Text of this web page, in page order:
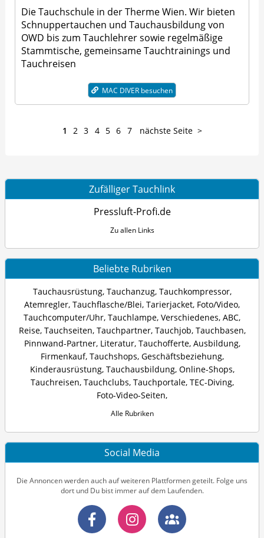
Die Tauchschule in der Therme Wien. Wir bieten
Schnuppertauchen und Tauchausbildung von
OWD bis zum Tauchlehrer sowie regelmäßige
Stammtische, gemeinsame Tauchtrainings und
Tauchreisen
MAC DIVER besuchen
1 2 3 4 5 6 7 nächste Seite
Zufälliger Tauchlink
Pressluft-Profi.de
Zu allen Links
Beliebte Rubriken
Tauchausrüstung, Tauchanzug, Tauchkompressor,
Atemregler, Tauchflasche/Blei, Tarierjacket, Foto/Video,
Tauchcomputer/Uhr, Tauchlampe, Verschiedenes, ABC,
Reise, Tauchseiten, Tauchpartner, Tauchjob, Tauchbasen,
Pinnwand-Partner, Literatur, Tauchofferte, Ausbildung,
Firmenkauf, Tauchshops, Geschäftsbeziehung,
Kinderausrüstung, Tauchausbildung, Online-Shops,
Tauchreisen, Tauchclubs, Tauchportale, TEC-Diving,
Foto-Video-Seiten,
Alle Rubriken
Social Media
Die Annoncen werden auch auf weiteren Plattformen geteilt. Folge uns
dort und Du bist immer auf dem Laufenden.